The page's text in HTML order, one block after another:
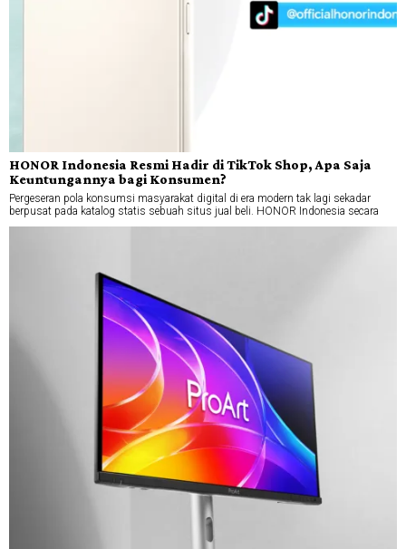
HONOR Indonesia Resmi Hadir di TikTok Shop, Apa Saja
Keuntungannya bagi Konsumen?
Pergeseran pola konsumsi masyarakat digital di era modern tak lagi sekadar
berpusat pada katalog statis sebuah situs jual beli. HONOR Indonesia secara